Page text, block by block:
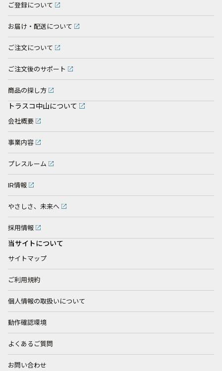
ご登録について
お届け・配送について
ご注文について
ご注文後のサポート
商品の探し方
トラスコ中山について
会社概要
事業内容
プレスルーム
IR情報
やさしさ、未来へ
採用情報
当サイトについて
サイトマップ
ご利用規約
個人情報の取扱いについて
動作確認環境
よくあるご質問
お問い合わせ